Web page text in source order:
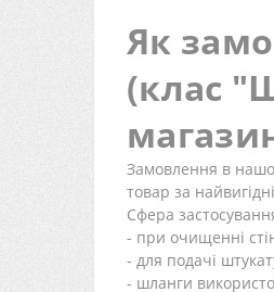
Як
(клас
Замовлення в
товар за
Сфера
- при очищенні
- для подачі
- шланги